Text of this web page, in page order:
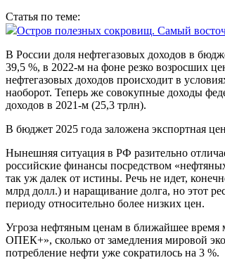
Статья по теме:
Остров полезных сокровищ. Самый
В России доля нефтегазовых доходов в
39,5 %, в 2022‑м на фоне резко возросших
нефтегазовых доходов происходит в
наоборот. Теперь же совокупные доходы
доходов в 2021-м (25,3 трлн).
В бюджет 2025 года заложена экспортная
Нынешняя ситуация в РФ разительно
российские финансы посредством
так уж далек от истины. Речь не идет,
млрд долл.) и наращивание долга, но этот
периоду относительно более низких цен.
Угроза нефтяным ценам в ближайшее время
ОПЕК+», сколько от замедления мировой
потребление нефти уже сократилось на 3 %.